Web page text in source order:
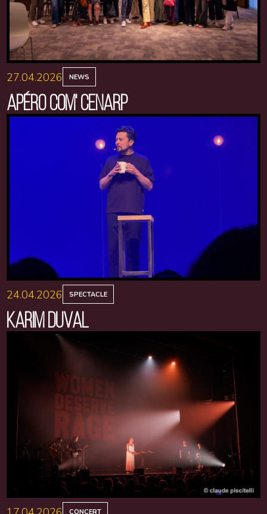
27.04.2026 NEWS
APÉRO COM' CENARP
24.04.2026 SPECTACLE
KARIM DUVAL
CONCERT